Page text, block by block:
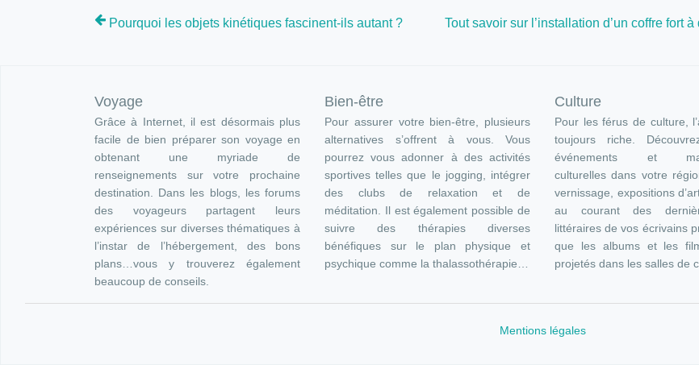
Pourquoi les objets kinétiques fascinent-ils autant ? Tout savoir sur l’installation d’un coffre fort
Voyage
Grâce à Internet, il est désormais plus
facile de bien préparer son voyage en
obtenant une myriade de
renseignements sur votre prochaine
destination. Dans les blogs, les forums
des voyageurs partagent leurs
expériences sur diverses thématiques à
l’instar de l’hébergement, des bons
plans…vous y trouverez également
beaucoup de conseils.
Bien-être
Pour assurer votre bien-être, plusieurs
alternatives s’offrent à vous. Vous
pourrez vous adonner à des activités
sportives telles que le jogging, intégrer
des clubs de relaxation et de
méditation. Il est également possible de
suivre des thérapies diverses
bénéfiques sur le plan physique et
psychique comme la thalassothérapie…
Culture
Pour les férus de culture,
toujours riche.
événements et
culturelles dans votre
vernissage, expositions
au courant des
littéraires de vos écrivains
que les albums et les
projetés dans les salles de
Mentions légales